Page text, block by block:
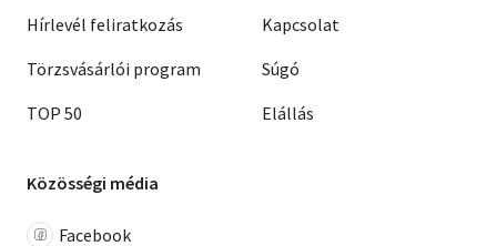
Hírlevél feliratkozás
Törzsvásárlói program
TOP 50
Kapcsolat
Súgó
Elállás
Közösségi média
Facebook